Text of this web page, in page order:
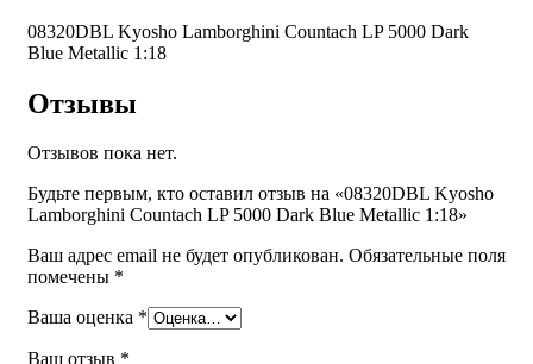
Blue
Metallic
08320DBL Kyosho Lamborghini Countach LP 5000 Dark
Blue Metallic 1:18
Отзывы
Отзывов пока нет.
Будьте первым, кто оставил отзыв на «08320DBL Kyosho
Lamborghini Countach LP 5000 Dark Blue Metallic 1:18»
Ваш адрес email не будет опубликован. Обязательные поля
помечены *
Ваша оценка *
Ваш отзыв *